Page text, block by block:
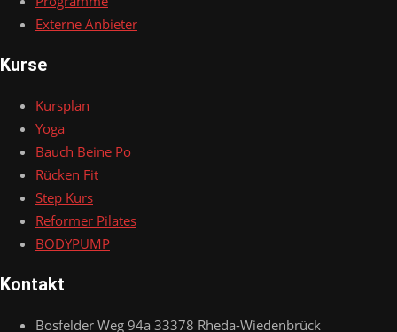
Externe Anbieter
Kurse
Kursplan
Yoga
Bauch Beine Po
Rücken Fit
Step Kurs
Reformer Pilates
BODYPUMP
Kontakt
Bosfelder Weg 94a 33378 Rheda-Wiedenbrück